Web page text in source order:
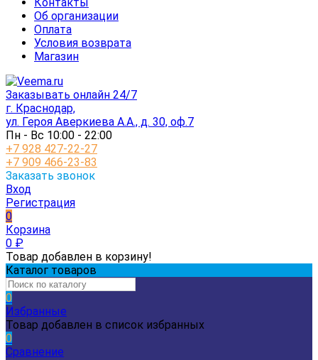
Об организации
Оплата
Условия возврата
Магазин
Заказывать онлайн 24/7
г. Краснодар,
ул. Героя Аверкиева А.А., д. 30, оф.7
Пн - Вс 10:00 - 22:00
+7 928 427-22-27
+7 909 466-23-83
Заказать звонок
Вход
Регистрация
0
Корзина
0 ₽
Товар добавлен в корзину!
Каталог товаров
0
Избранные
Товар добавлен в список избранных
0
Сравнение